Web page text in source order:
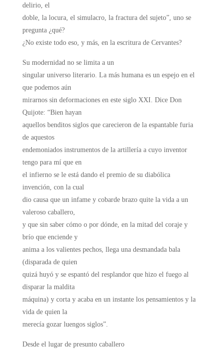
delirio, el
doble, la locura, el simulacro, la fractura del sujeto”, uno se
pregunta ¿qué?
¿No existe todo eso, y más, en la escritura de Cervantes?
Su modernidad no se limita a un
singular universo literario. La más humana es un espejo en el
que podemos aún
mirarnos sin deformaciones en este siglo XXI. Dice Don
Quijote: “Bien hayan
aquellos benditos siglos que carecieron de la espantable furia
de aquestos
endemoniados instrumentos de la artillería a cuyo inventor
tengo para mí que en
el infierno se le está dando el premio de su diabólica
invención, con la cual
dio causa que un infame y cobarde brazo quite la vida a un
valeroso caballero,
y que sin saber cómo o por dónde, en la mitad del coraje y
brío que enciende y
anima a los valientes pechos, llega una desmandada bala
(disparada de quien
quizá huyó y se espantó del resplandor que hizo el fuego al
disparar la maldita
máquina) y corta y acaba en un instante los pensamientos y la
vida de quien la
merecía gozar luengos siglos”.
Desde el lugar de presunto caballero